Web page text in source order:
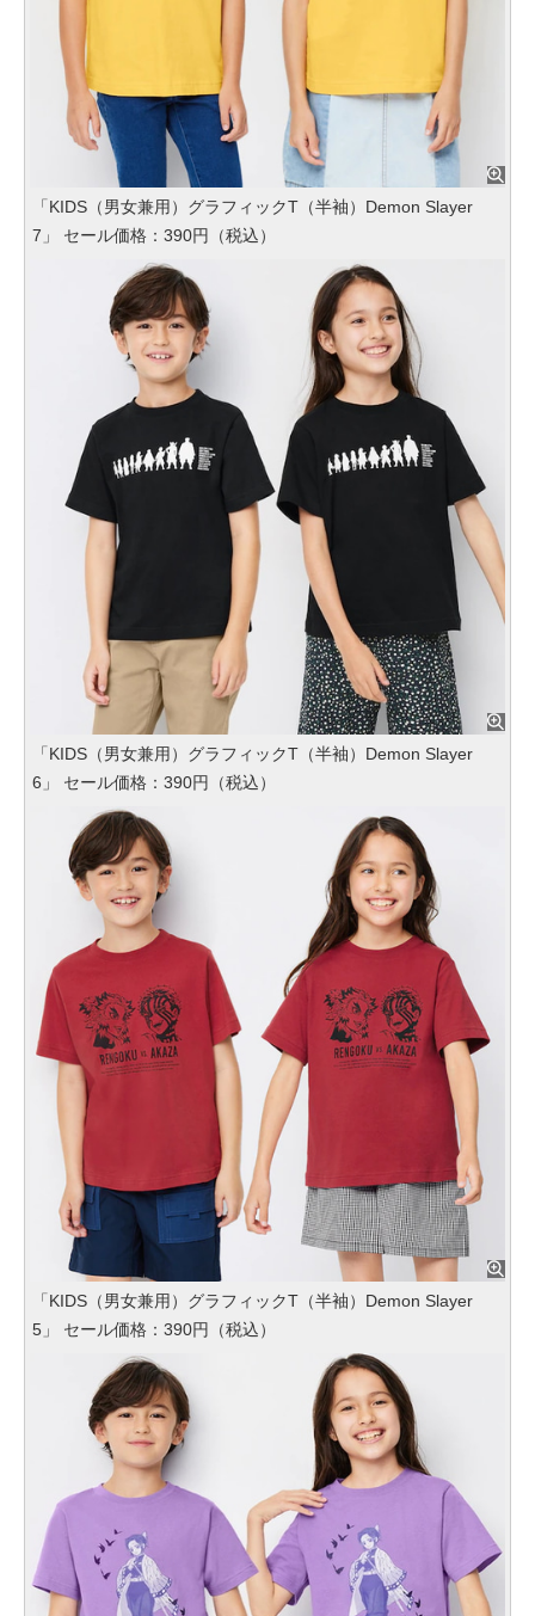
「KIDS（男女兼用）グラフィックT（半袖）Demon Slayer
7」 セール価格：390円（税込）
「KIDS（男女兼用）グラフィックT（半袖）Demon Slayer
6」 セール価格：390円（税込）
「KIDS（男女兼用）グラフィックT（半袖）Demon Slayer
5」 セール価格：390円（税込）